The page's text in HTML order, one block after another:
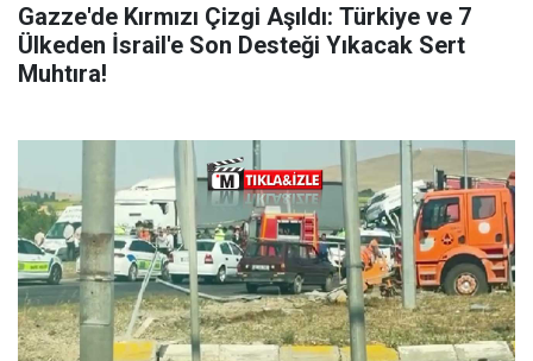
Gazze'de Kırmızı Çizgi Aşıldı: Türkiye ve 7
Ülkeden İsrail'e Son Desteği Yıkacak Sert
Muhtıra!